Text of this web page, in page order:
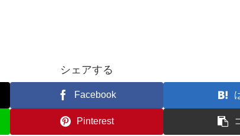
シェアする
Facebook
Pinterest